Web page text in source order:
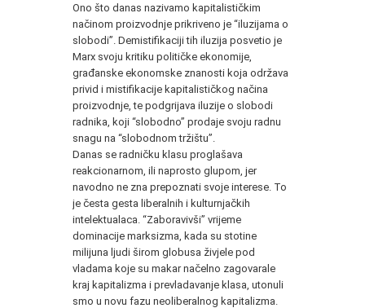
Ono što danas nazivamo kapitalističkim
načinom proizvodnje prikriveno je “iluzijama o
slobodi”. Demistifikaciji tih iluzija posvetio je
Marx svoju kritiku političke ekonomije,
građanske ekonomske znanosti koja održava
privid i mistifikacije kapitalističkog načina
proizvodnje, te podgrijava iluzije o slobodi
radnika, koji “slobodno” prodaje svoju radnu
snagu na “slobodnom tržištu”.
Danas se radničku klasu proglašava
reakcionarnom, ili naprosto glupom, jer
navodno ne zna prepoznati svoje interese. To
je česta gesta liberalnih i kulturnjačkih
intelektualaca. “Zaboravivši” vrijeme
dominacije marksizma, kada su stotine
milijuna ljudi širom globusa živjele pod
vladama koje su makar načelno zagovarale
kraj kapitalizma i prevladavanje klasa, utonuli
smo u novu fazu neoliberalnog kapitalizma.